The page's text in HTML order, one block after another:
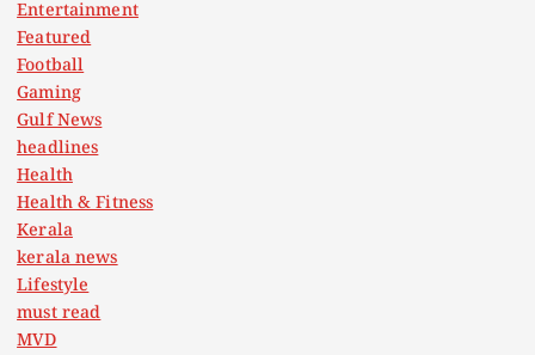
Entertainment
Featured
Football
Gaming
Gulf News
headlines
Health
Health & Fitness
Kerala
kerala news
Lifestyle
must read
MVD